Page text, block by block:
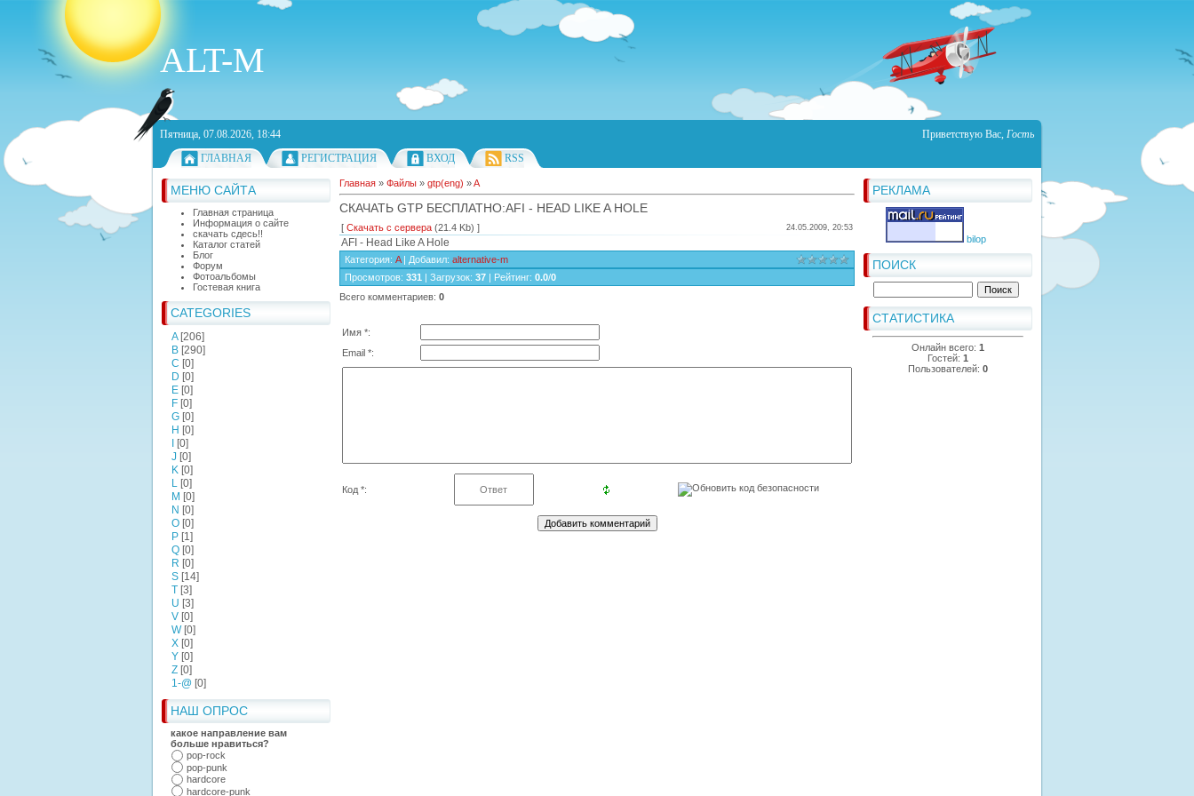
ALT-M
Пятница, 07.08.2026, 18:44 Приветствую Вас, Гость
ГЛАВНАЯ
РЕГИСТРАЦИЯ ВХОД RSS
МЕНЮ САЙТА
Главная страница
Информация о сайте
скачать сдесь!!
Каталог статей
Блог
Форум
Фотоальбомы
Гостевая книга
CATEGORIES
A [206]
B [290]
C [0]
D [0]
E [0]
F [0]
G [0]
H [0]
[0]
J [0]
K [0]
L [0]
M [0]
N [0]
O [0]
P [1]
Q [0]
R [0]
S [14]
T [3]
U [3]
V [0]
W [0]
X [0]
Y [0]
Z [0]
1-@ [0]
НАШ ОПРОС
какое направление вам
больше нравиться?
pop-rock
pop-punk
hardcore
hardcore-punk
РЕКЛАМА
bilop
ПОИСК
СТАТИСТИКА
Онлайн всего: 1
Гостей: 1
Пользователей: 0
Главная » Файлы » gtp(eng) »A
СКАЧАТЬ GTP БЕСПЛАТНО:AFI - HEAD LIKE A HOLE
[ Скачать с сервера (21.4 Kb) ] 24.05.2009, 20:53
AFI - Head Like A Hole
Категория: A| Добавил: alternative-m
Просмотров: 331 | Загрузок: 37 | Рейтинг: 0.0/0
Всего комментариев: 0
Имя *:
Email *:
Код *: